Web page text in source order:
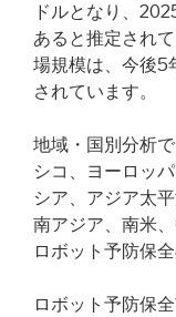
ドルとなり、
あると推定され
場規模は、今後5
されています。
地域・国別分析
シコ、ヨーロッ
シア、アジア太
南アジア、南米
ロボット予防保
ロボット予防保